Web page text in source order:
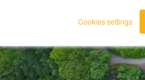
Cookies settings